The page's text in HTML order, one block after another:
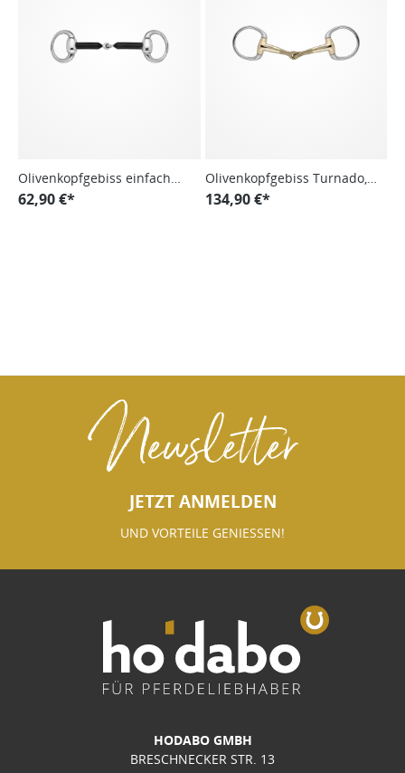
Olivenkopfgebiss einfach
gebrochen Carbon
62,90 €*
Olivenkopfgebiss Turnado,
Sensogan, einfach
134,90 €*
Newsletter
JETZT ANMELDEN
UND VORTEILE GENIESSEN!
HODABO GMBH
BRESCHNECKER STR. 13